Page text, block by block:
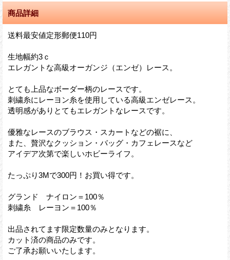
商品詳細
送料最安値定形郵便110円
生地幅約3ｃ
エレガントな高級オーガンジ（エンゼ）レース。
とても上品なボーダー柄のレースです。
刺繍糸にレーヨン糸を使用している高級エンゼレース。
透明感がありとてもエレガントなレースです。
優雅なレースのブラウス・スカートなどの裾に、
また、贅沢なクッション・バッグ・カフェレースなど
アイデア次第で楽しいホビーライフ。
たっぷり3Mで300円！お買い得です。
グランド ナイロン＝100％
刺繍糸 レーヨン＝100％
出品されてます限定数量のみとなります。
カット済の商品のみです。
ご了承お願いいたします。